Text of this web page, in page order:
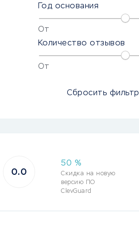
Год основания
От
Количество отзывов
От
Сбросить фильтр
0.0
50 %
Скидка на новую
версию ПО
ClevGuard